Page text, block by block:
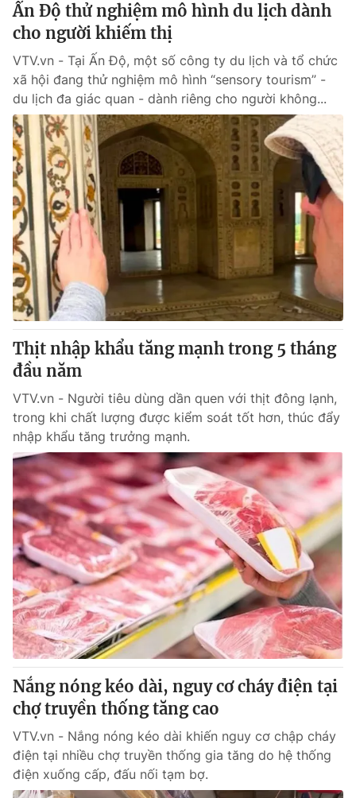
Góc doanh nghiệp
Truyền hình
Phim VTV
Hậu trường
Nhân vật
Khán giả
Giải sao mai
Giải trí
Điện ảnh
Âm nhạc
Sao
Đời sống
Du lịch
Làm đẹp
Chất lượng cuộc sống
Giáo dục
Tuyển sinh
Học trực tuyến
Công nghệ
Hitech Công nghệ tương lai
Sản phẩm
Thị trường
Tư vấn
Giao lưu trực tuyến
Lịch phát sóng
Chuyên mục khác
Emagazine
Photo Infographic
Video Shorts video
VTV Money VTV Thể thao
VTV Sức khoẻ Bất động sản
Thị trường 24h Tấm lòng Việt
VTV4 Vươn mình bằng AI
VTV9 VTV8
Liên hệ tòa soạn English
Ấn Độ thử nghiệm mô hình du lịch dành
cho người khiếm thị
VTV.vn - Tại Ấn Độ, một số công ty du lịch và tổ chức
xã hội đang thử nghiệm mô hình “sensory tourism” -
du lịch đa giác quan - dành riêng cho người không...
Thịt nhập khẩu tăng mạnh trong 5 tháng
đầu năm
VTV.vn - Người tiêu dùng dần quen với thịt đông lạnh,
trong khi chất lượng được kiểm soát tốt hơn, thúc đẩy
nhập khẩu tăng trưởng mạnh.
Nắng nóng kéo dài, nguy cơ cháy điện tại
chợ truyền thống tăng cao
VTV.vn - Nắng nóng kéo dài khiến nguy cơ chập cháy
điện tại nhiều chợ truyền thống gia tăng do hệ thống
điện xuống cấp, đấu nối tạm bợ.